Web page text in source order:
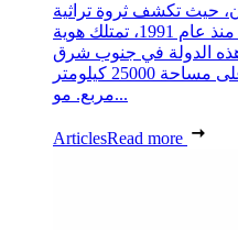
حيث تكشف ثروة تراثية
استثنائية. جمهورية مقدونيا، دولة مستقلة منذ عام 1991، تمتلك هوية
الدولة في جنوب شرق
أوروبا موطنًا لحوالي 2.1 مليون نسمة على مساحة 25000 كيلومتر
مربع. مو...
ArticlesRead more